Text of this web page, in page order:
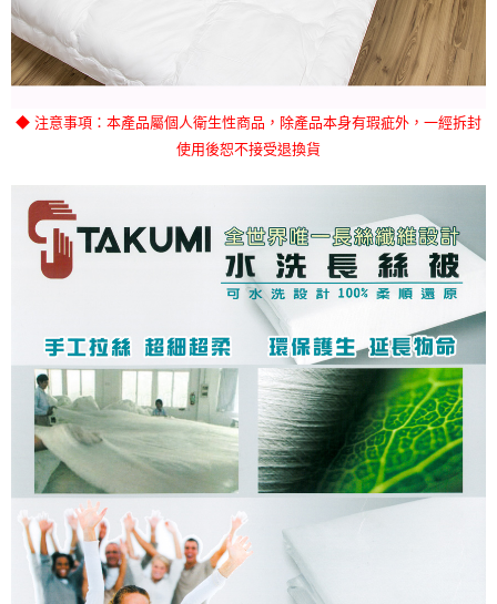
◆ 注意事項 ：本產品屬個人衛生性商品，除產品本身有瑕疵外，一經拆封
使用後恕不接受退換貨